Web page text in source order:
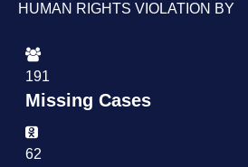
HUMAN RIGHTS VIOLATION
191
Missing Cases
62